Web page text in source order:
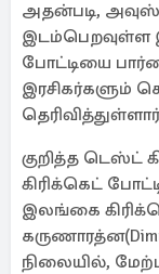
அதன்படி,
இடம்பெறவுள்ள
போட்டியை
இரசிகர்களும்
குறித்த டெஸ்ட்
கிரிக்கெட்
இலங்கை
நிலையில்,